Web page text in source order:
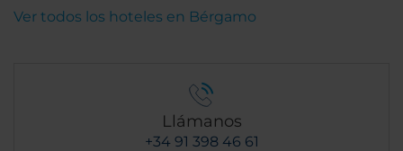
Ver todos los hoteles en Bérgamo
Llámanos
+34 91 398 46 61